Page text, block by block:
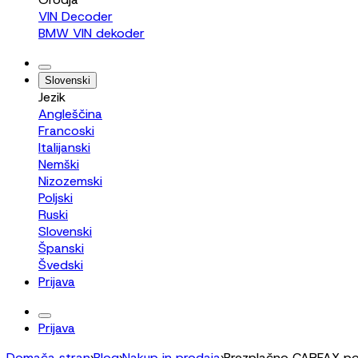
VIN Decoder
BMW VIN dekoder
Slovenski
Jezik
Angleščina
Francoski
Italijanski
Nemški
Nizozemski
Poljski
Ruski
Slovenski
Španski
Švedski
Prijava
Prijava